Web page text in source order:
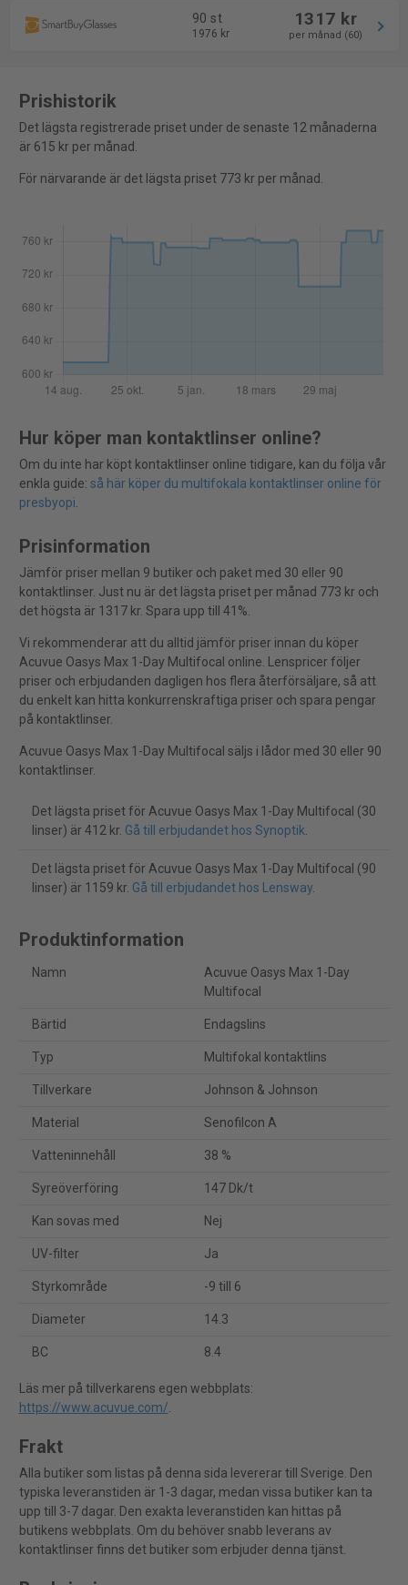
90 st
1976 kr
1317 kr
per månad (60)
Prishistorik
Det lägsta registrerade priset under de senaste 12 månaderna
är 615 kr per månad.
För närvarande är det lägsta priset 773 kr per månad.
Hur köper man kontaktlinser online?
Om du inte har köpt kontaktlinser online tidigare, kan du följa vår
enkla guide: så här köper du multifokala kontaktlinser online för
presbyopi.
Prisinformation
Jämför priser mellan 9 butiker och paket med 30 eller 90
kontaktlinser. Just nu är det lägsta priset per månad 773 kr och
det högsta är 1317 kr. Spara upp till 41%.
Vi rekommenderar att du alltid jämför priser innan du köper
Acuvue Oasys Max 1-Day Multifocal online. Lenspricer följer
priser och erbjudanden dagligen hos flera återförsäljare, så att
du enkelt kan hitta konkurrenskraftiga priser och spara pengar
på kontaktlinser.
Acuvue Oasys Max 1-Day Multifocal säljs i lådor med 30 eller 90
kontaktlinser.
Det lägsta priset för Acuvue Oasys Max 1-Day Multifocal (30
linser) är 412 kr. Gå till erbjudandet hos Synoptik.
Det lägsta priset för Acuvue Oasys Max 1-Day Multifocal (90
linser) är 1159 kr. Gå till erbjudandet hos Lensway.
Produktinformation
Namn
Acuvue Oasys Max 1-Day
Multifocal
Bärtid Endagslins
Typ Multifokal kontaktlins
Tillverkare Johnson & Johnson
Material Senofilcon A
Vatteninnehåll 38 %
Syreöverföring 147 Dk/t
Kan sovas med Nej
UV-filter Ja
Styrkområde -9 till 6
Diameter 14.3
BC 8.4
Läs mer på tillverkarens egen webbplats:
https://www.acuvue.com/.
Frakt
Alla butiker som listas på denna sida levererar till Sverige. Den
typiska leveranstiden är 1-3 dagar, medan vissa butiker kan ta
upp till 3-7 dagar. Den exakta leveranstiden kan hittas på
butikens webbplats. Om du behöver snabb leverans av
kontaktlinser finns det butiker som erbjuder denna tjänst.